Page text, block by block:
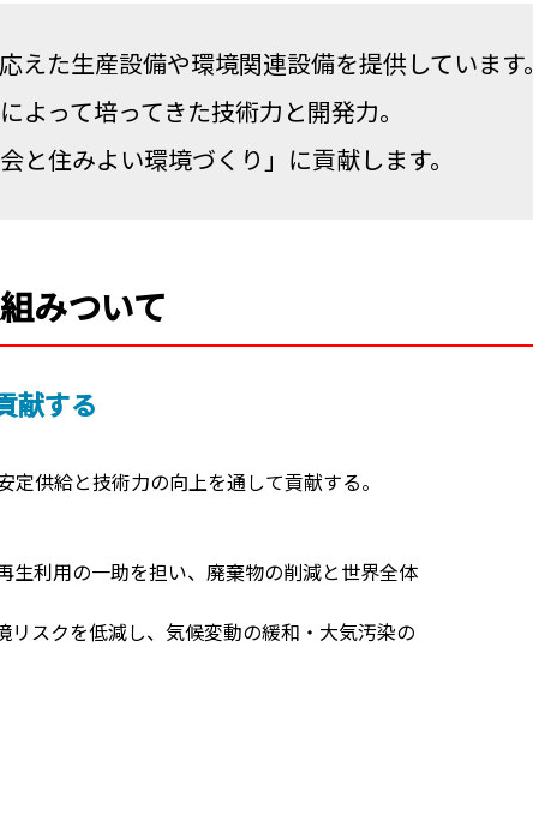
た生産設備や環境関連設備を提供しています。
よって培ってきた技術力と開発力。
住みよい環境づくり」に貢献します。
みついて
献する
供給と技術力の向上を通して貢献する。
生利用の一助を担い、廃棄物の削減と世界全体
リスクを低減し、気候変動の緩和・大気汚染の